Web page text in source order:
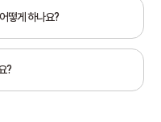
떻게 하나요?
?